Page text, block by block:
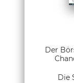
Der
Die